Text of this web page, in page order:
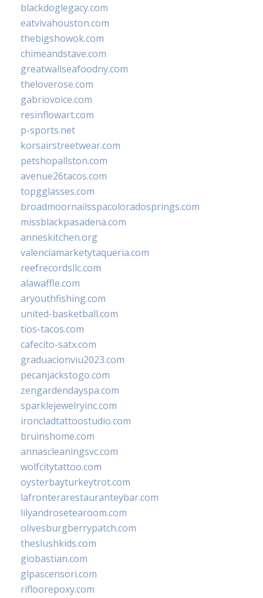
blackdoglegacy.com
eatvivahouston.com
thebigshowok.com
chimeandstave.com
greatwallseafoodny.com
theloverose.com
gabriovoice.com
resinflowart.com
p-sports.net
korsairstreetwear.com
petshopallston.com
avenue26tacos.com
topgglasses.com
broadmoornailsspacoloradosprings.com
missblackpasadena.com
anneskitchen.org
valenciamarketytaqueria.com
reefrecordsllc.com
alawaffle.com
aryouthfishing.com
united-basketball.com
tios-tacos.com
cafecito-satx.com
graduacionviu2023.com
pecanjackstogo.com
zengardendayspa.com
sparklejewelryinc.com
ironcladtattoostudio.com
bruinshome.com
annascleaningsvc.com
wolfcitytattoo.com
oysterbayturkeytrot.com
lafronterarestauranteybar.com
lilyandrosetearoom.com
olivesburgberrypatch.com
theslushkids.com
giobastian.com
glpascensori.com
rifloorepoxy.com